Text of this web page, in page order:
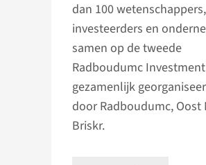
dan 100 wetenschappers,
investeerders en
samen op de tweede
Radboudumc Investment
gezamenlijk
door Radboudumc, Oost
Briskr.